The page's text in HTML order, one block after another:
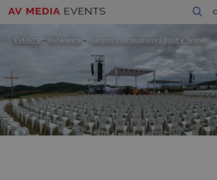
EVENTS – Reference – Národní svatoludmilská pouť v Tetíně